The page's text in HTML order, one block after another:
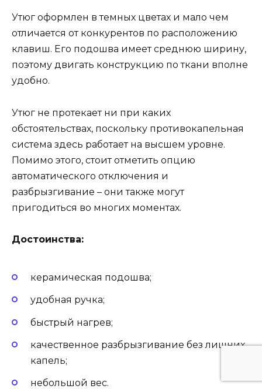
Утюг оформлен в темных цветах и мало чем
отличается от конкурентов по расположению
клавиш. Его подошва имеет среднюю ширину,
поэтому двигать конструкцию по ткани вполне
удобно.
Утюг не протекает ни при каких
обстоятельствах, поскольку противокапельная
система здесь работает на высшем уровне.
Помимо этого, стоит отметить опцию
автоматического отключения и
разбрызгивание – они также могут
пригодиться во многих моментах.
Достоинства:
керамическая подошва;
удобная ручка;
быстрый нагрев;
качественное разбрызгивание без лишних
капель;
небольшой вес.